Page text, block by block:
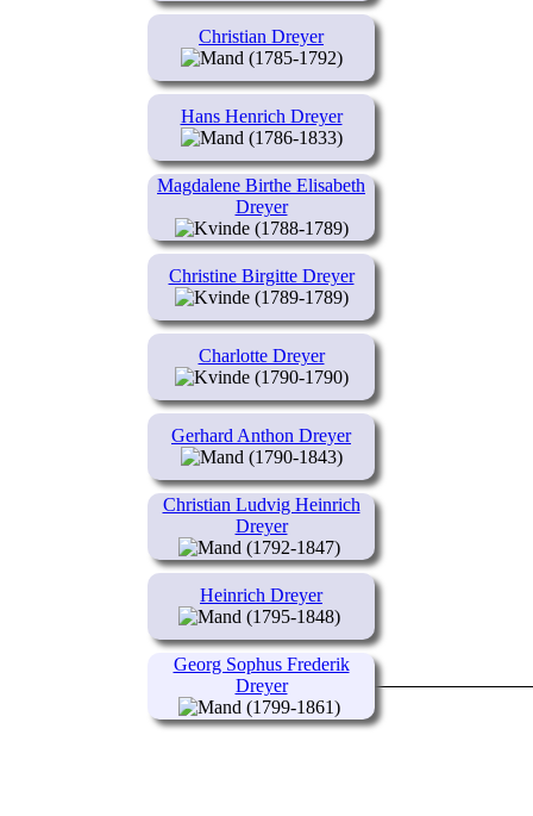
Christian Dreyer
(1785-1792)
Hans Henrich Dreyer
(1786-1833)
Magdalene Birthe Elisabeth
Dreyer
(1788-1789)
Christine Birgitte Dreyer
(1789-1789)
Charlotte Dreyer
(1790-1790)
Gerhard Anthon Dreyer
(1790-1843)
Christian Ludvig Heinrich
Dreyer
(1792-1847)
Heinrich Dreyer
(1795-1848)
Georg Sophus Frederik
Dreyer
(1799-1861)